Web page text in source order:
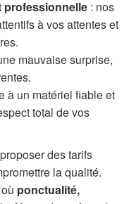
professionnelle : nos
à vos attentes et
mauvaise surprise,
à un matériel fiable et
total de vos
des tarifs
la qualité.
ponctualité,